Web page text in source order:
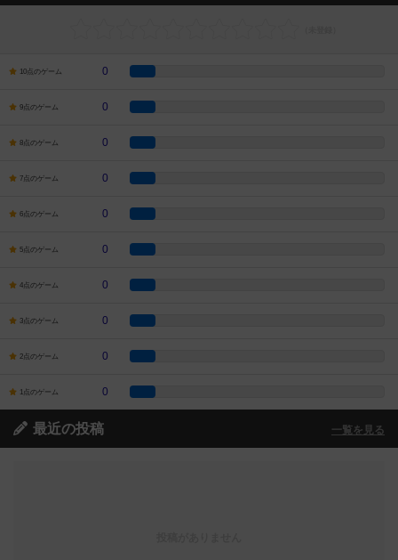
10点のゲーム 0
9点のゲーム 0
8点のゲーム 0
7点のゲーム 0
6点のゲーム 0
5点のゲーム 0
4点のゲーム 0
3点のゲーム 0
2点のゲーム 0
1点のゲーム 0
最近の投稿 一覧を見る